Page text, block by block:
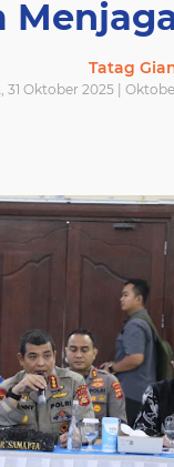
Tatag
31 Oktober 2025 |